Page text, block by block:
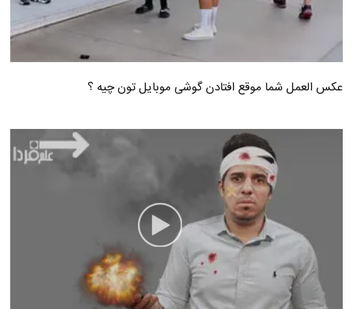
عکس العمل شما موقع افتادن گوشی موبایل تون چیه ؟